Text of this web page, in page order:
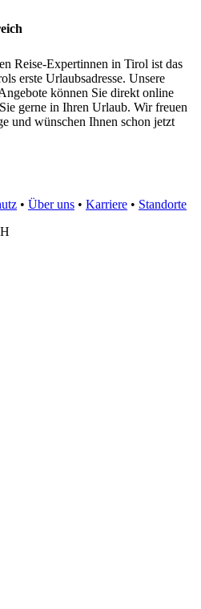
Reise-Expertinnen in Tirol ist das
erste Urlaubsadresse. Unsere
können Sie direkt online
gerne in Ihren Urlaub. Wir freuen
und wünschen Ihnen schon jetzt
• Über uns • Karriere • Standorte